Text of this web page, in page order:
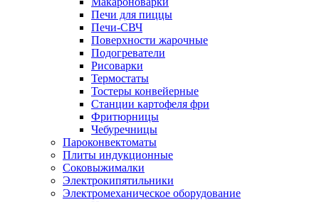
Печи для пиццы
Печи-СВЧ
Поверхности жарочные
Подогреватели
Рисоварки
Термостаты
Тостеры конвейерные
Станции картофеля фри
Фритюрницы
Чебуречницы
Пароконвектоматы
Плиты индукционные
Соковыжималки
Электрокипятильники
Электромеханическое оборудование